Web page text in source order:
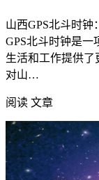
山西GPS北斗时
GPS北斗时钟是一
生活和工作提供了
对山…
阅读 文章